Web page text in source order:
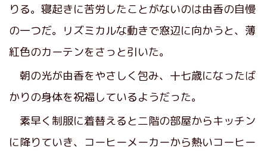
りる。寝起きに苦労したことがないのは由香の自慢
の一つだ。リズミカルな動きで窓辺に向かうと、薄
紅色のカーテンをさっと引いた。
朝の光が由香をやさしく包み、十七歳になったば
かりの身体を祝福しているようだった。
素早く制服に着替えると二階の部屋からキッチン
に降りていき、コーヒーメーカーから熱いコーヒー